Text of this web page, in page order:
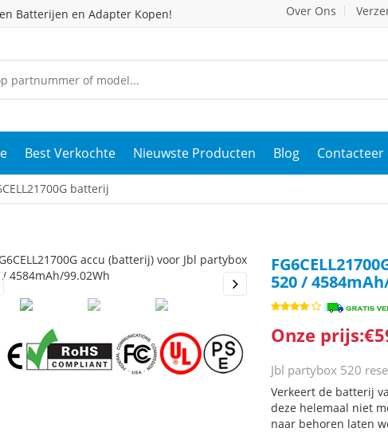
Batterijen en Adapter Kopen! Over Ons
Best Verkochte Nieuwste Producten Blog Contacteer
batterij
520 /
Onze
Jbl partybox 520
Verkeert de batterij
deze helemaal niet
naar behoren laten